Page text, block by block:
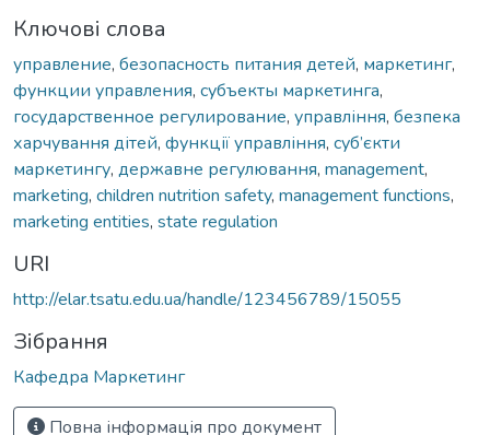
Ключові слова
управление, безопасность питания детей, маркетинг,
функции управления, субъекты маркетинга,
государственное регулирование, управління, безпека
харчування дітей, функції управління, суб’єкти
маркетингу, державне регулювання, management,
marketing, children nutrition safety, management functions,
marketing entities, state regulation
URI
http://elar.tsatu.edu.ua/handle/123456789/15055
Зібрання
Кафедра Маркетинг
Повна інформація про документ